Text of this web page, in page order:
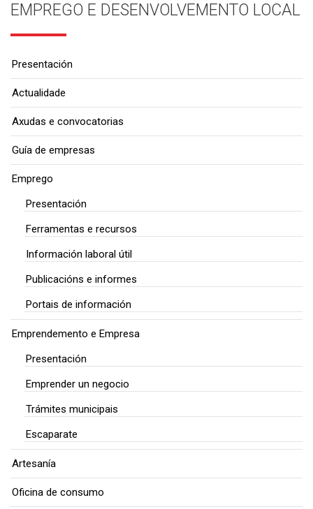
EMPREGO E DESENVOLVEMENTO LOCAL
Presentación
Actualidade
Axudas e convocatorias
Guía de empresas
Emprego
Presentación
Ferramentas e recursos
Información laboral útil
Publicacións e informes
Portais de información
Emprendemento e Empresa
Presentación
Emprender un negocio
Trámites municipais
Escaparate
Artesanía
Oficina de consumo